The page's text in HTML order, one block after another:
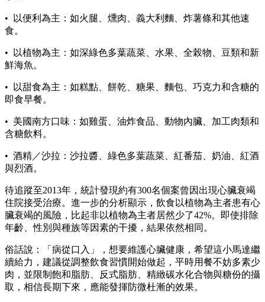
• 以便利為主：如火腿、燻肉、義大利麵、炸薯條和其他速
食。
• 以植物為主：如深綠色多葉蔬菜、水果、全榖物、豆類和新
鮮海魚。
• 以甜食為主：如糕點、餅乾、糖果、麵包、巧克力和含糖的
即食早餐。
• 美國南方口味：如雞蛋、油炸食品、動物內臟、加工肉類和
含糖飲料。
• 酒精／沙拉：沙拉醬、綠色多葉蔬菜、紅番茄、奶油、紅酒
與烈酒。
待追蹤至2013年，統計發現約有300名個案曾因出現心臟衰竭
住院接受治療。進一步的分析顯示，飲食以植物為主者患有心
臟衰竭的風險，比起非以植物為主者居然少了42%。即使排除
年齡、性別與種族等因素的干擾，結果依然相同。
俗話說：「病從口入」，想要維護心臟健康，希望這小馬達繼
續給力，建議從調整飲食習慣開始做起，平時用餐不妨多素少
肉，並限制飽和脂肪、反式脂肪、精緻碳水化合物與糖份的攝
取，相信長期下來，應能發揮防微杜漸的效果。